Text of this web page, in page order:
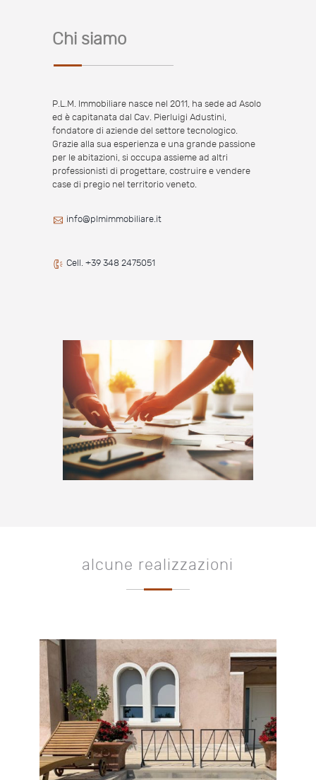
Chi siamo
P.L.M. Immobiliare nasce nel 2011, ha sede ad Asolo
ed è capitanata dal Cav. Pierluigi Adustini,
fondatore di aziende del settore tecnologico.
Grazie alla sua esperienza e una grande passione
per le abitazioni, si occupa assieme ad altri
professionisti di progettare, costruire e vendere
case di pregio nel territorio veneto.
info@plmimmobiliare.it
Cell. +39 348 2475051
alcune realizzazioni